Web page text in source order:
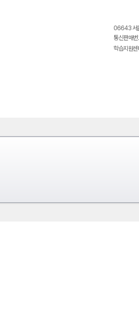
06643 서
통신판매
학습지원